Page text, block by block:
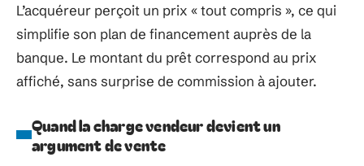
L’acquéreur perçoit un prix « tout compris », ce qui
simplifie son plan de financement auprès de la
banque. Le montant du prêt correspond au prix
affiché, sans surprise de commission à ajouter.
Quand la charge vendeur devient un
argument de vente